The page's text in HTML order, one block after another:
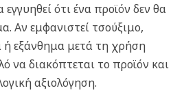
εγγυηθεί ότι ένα προϊόν δεν θα
Αν εμφανιστεί τσούξιμο,
ή εξάνθημα μετά τη χρήση
να διακόπτεται το προϊόν και
αξιολόγηση.